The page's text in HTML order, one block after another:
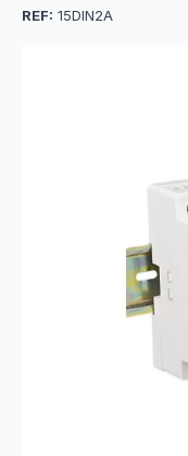
REF: 15DIN2A